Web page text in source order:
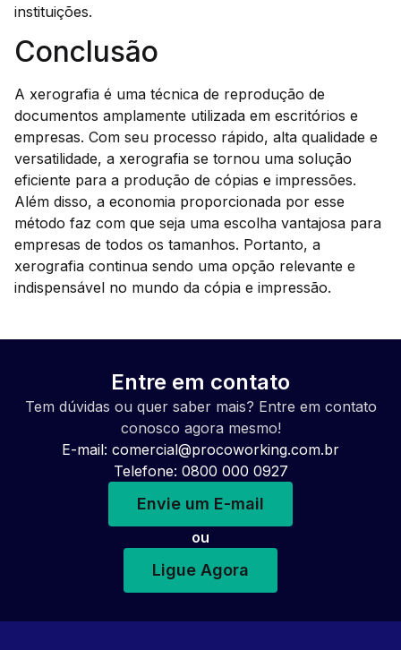
instituições.
Conclusão
A xerografia é uma técnica de reprodução de
documentos amplamente utilizada em escritórios e
empresas. Com seu processo rápido, alta qualidade e
versatilidade, a xerografia se tornou uma solução
eficiente para a produção de cópias e impressões.
Além disso, a economia proporcionada por esse
método faz com que seja uma escolha vantajosa para
empresas de todos os tamanhos. Portanto, a
xerografia continua sendo uma opção relevante e
indispensável no mundo da cópia e impressão.
Entre em contato
Tem dúvidas ou quer saber mais? Entre em contato
conosco agora mesmo!
E-mail: comercial@procoworking.com.br
Telefone: 0800 000 0927
Envie um E-mail
ou
Ligue Agora